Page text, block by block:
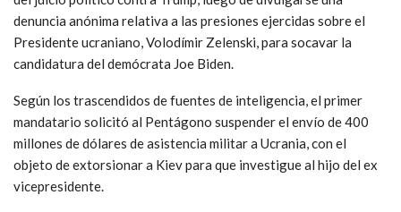
denuncia anónima relativa a las presiones ejercidas sobre el
Presidente ucraniano, Volodímir Zelenski, para socavar la
candidatura del demócrata Joe Biden.
Según los trascendidos de fuentes de inteligencia, el primer
mandatario solicitó al Pentágono suspender el envío de 400
millones de dólares de asistencia militar a Ucrania, con el
objeto de extorsionar a Kiev para que investigue al hijo del ex
vicepresidente.